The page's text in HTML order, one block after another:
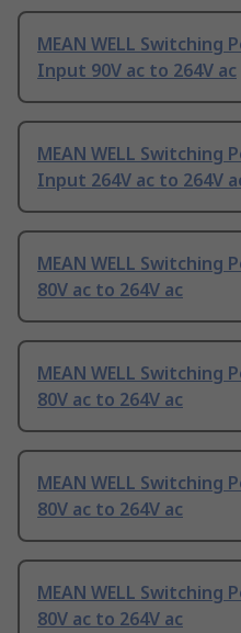
MEAN WELL Switching
Input 90V ac to 264V ac
MEAN WELL Switching
Input 264V ac to 264V
MEAN WELL Switching
80V ac to 264V ac
MEAN WELL Switching
80V ac to 264V ac
MEAN WELL Switching
80V ac to 264V ac
MEAN WELL Switching
80V ac to 264V ac